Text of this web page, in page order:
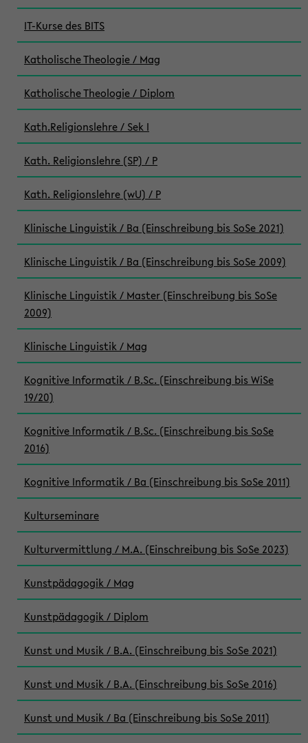
IT-Kurse des BITS
Katholische Theologie / Mag
Katholische Theologie / Diplom
Kath.Religionslehre / Sek I
Kath. Religionslehre (SP) / P
Kath. Religionslehre (wU) / P
Klinische Linguistik / Ba (Einschreibung bis SoSe 2021)
Klinische Linguistik / Ba (Einschreibung bis SoSe 2009)
Klinische Linguistik / Master (Einschreibung bis SoSe
2009)
Klinische Linguistik / Mag
Kognitive Informatik / B.Sc. (Einschreibung bis WiSe
19/20)
Kognitive Informatik / B.Sc. (Einschreibung bis SoSe
2016)
Kognitive Informatik / Ba (Einschreibung bis SoSe 2011)
Kulturseminare
Kulturvermittlung / M.A. (Einschreibung bis SoSe 2023)
Kunstpädagogik / Mag
Kunstpädagogik / Diplom
Kunst und Musik / B.A. (Einschreibung bis SoSe 2021)
Kunst und Musik / B.A. (Einschreibung bis SoSe 2016)
Kunst und Musik / Ba (Einschreibung bis SoSe 2011)